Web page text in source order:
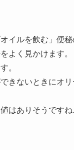
イルを飲む」便秘
よく見かけます。
。
きないときにオ
はありそうですね